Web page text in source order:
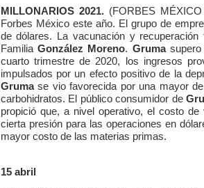
MILLONARIOS 2021. (FORBES
Forbes México este año. El grupo de
de dólares. La vacunación y
Familia González Moreno. Grumasupero
cuarto trimestre de 2020, los ingresos
impulsados por un efecto positivo de la
Grumase vio favorecida por una mayor
carbohidratos. El público consumidor de
propició que, a nivel operativo, el costo
cierta presión para las operaciones en
mayor costo de las materias primas.
15 abril